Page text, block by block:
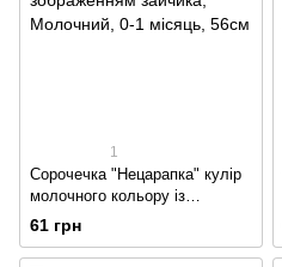
1
Сорочечка "Нецарапка" кулір
молочного кольору із
зображенням зайчика
61 грн